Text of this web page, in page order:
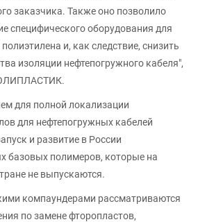
заказчика. Также оно позволило
специфического оборудования для
и, как следствие, снизить
изоляции нефтепогружного кабеля",
для полной локализации
для нефтепогружных кабелей
и развитие в России
базовых полимеров, которые на
не выпускаются.
компаундерами рассматриваются
по замене фторопластов,